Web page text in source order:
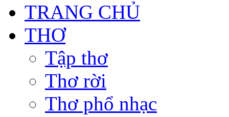
TRANG CHỦ
THƠ
Tập thơ
Thơ rời
Thơ phổ nhạc